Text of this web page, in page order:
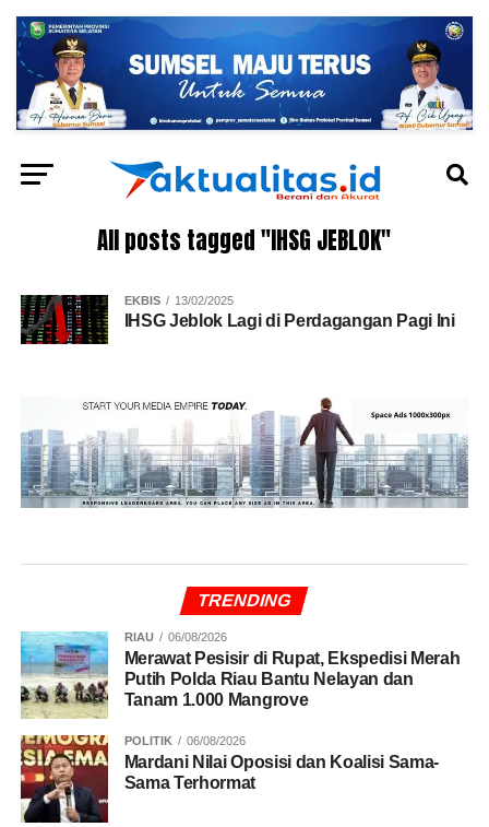
All posts tagged "IHSG JEBLOK"
EKBIS 13/02/2025
IHSG Jeblok Lagi di Perdagangan Pagi Ini
TRENDING
RIAU 06/08/2026
Merawat Pesisir di Rupat, Ekspedisi Merah
Putih Polda Riau Bantu Nelayan dan
Tanam 1.000 Mangrove
POLITIK 06/08/2026
Mardani Nilai Oposisi dan Koalisi Sama-
Sama Terhormat